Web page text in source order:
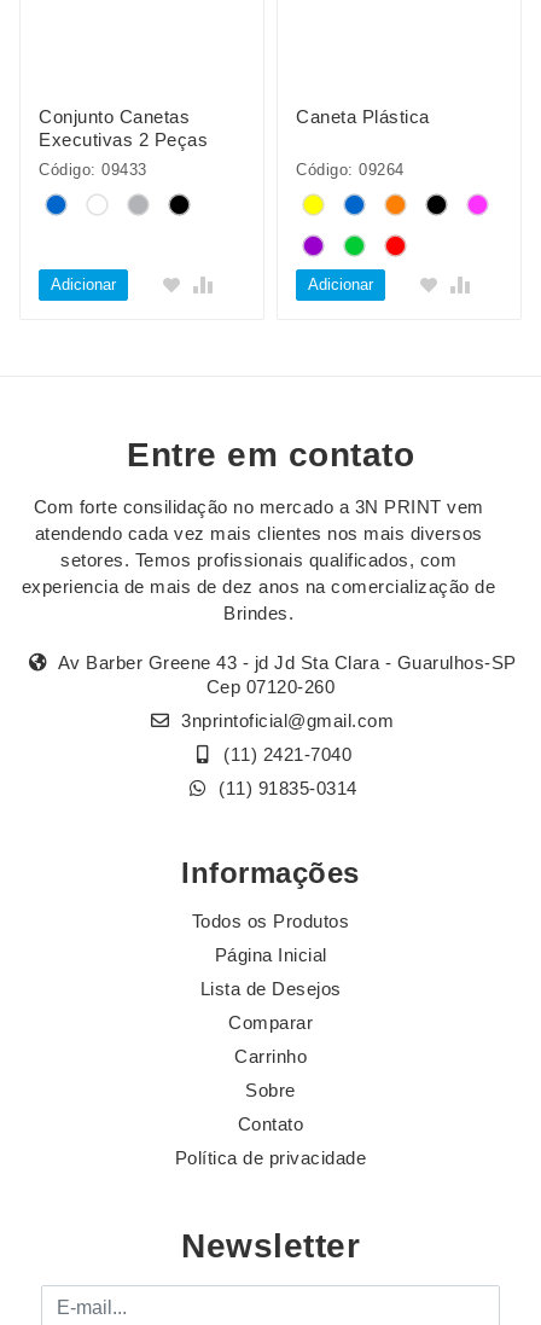
Conjunto Canetas
Executivas 2 Peças
Código: 09433
Adicionar
Caneta Plástica
Código: 09264
Adicionar
Entre em contato
Com forte consilidação no mercado a 3N PRINT vem
atendendo cada vez mais clientes nos mais diversos
setores. Temos profissionais qualificados, com
experiencia de mais de dez anos na comercialização de
Brindes.
Av Barber Greene 43 - jd Jd Sta Clara - Guarulhos-SP
Cep 07120-260
3nprintoficial@gmail.com
(11) 2421-7040
(11) 91835-0314
Informações
Todos os Produtos
Página Inicial
Lista de Desejos
Comparar
Carrinho
Sobre
Contato
Política de privacidade
Newsletter
E-mail